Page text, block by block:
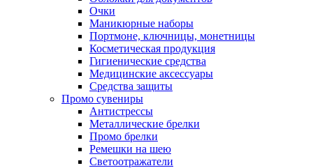
Очки
Маникюрные наборы
Портмоне, ключницы, монетницы
Косметическая продукция
Гигиенические средства
Медицинские аксессуары
Средства защиты
Промо сувениры
Антистрессы
Металлические брелки
Промо брелки
Ремешки на шею
Светоотражатели